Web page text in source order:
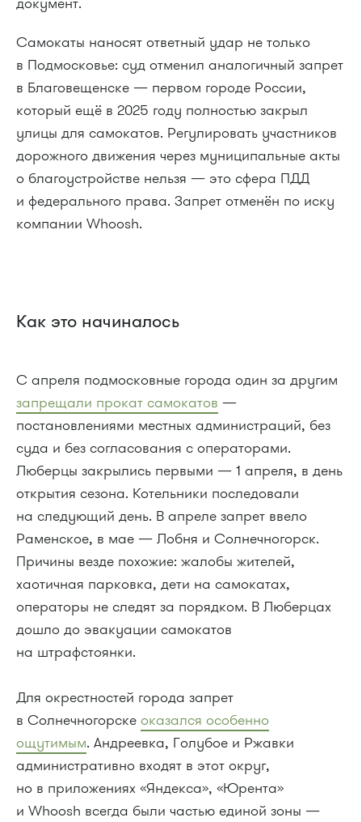
Самокаты наносят ответный удар не только
в Подмосковье: суд отменил аналогичный запрет
в Благовещенске — первом городе России,
который ещё в 2025 году полностью закрыл
улицы для самокатов. Регулировать участников
дорожного движения через муниципальные акты
о благоустройстве нельзя — это сфера ПДД
и федерального права. Запрет отменён по иску
компании Whoosh.
Как это начиналось
С апреля подмосковные города один за другим
запрещали прокат самокатов —
постановлениями местных администраций, без
суда и без согласования с операторами.
Люберцы закрылись первыми — 1 апреля, в день
открытия сезона. Котельники последовали
на следующий день. В апреле запрет ввело
Раменское, в мае — Лобня и Солнечногорск.
Причины везде похожие: жалобы жителей,
хаотичная парковка, дети на самокатах,
операторы не следят за порядком. В Люберцах
дошло до эвакуации самокатов
на штрафстоянки.
Для окрестностей города запрет
в Солнечногорске оказался особенно
ощутимым. Андреевка, Голубое и Ржавки
административно входят в этот округ,
но в приложениях «Яндекса», «Юрента»
и Whoosh всегда были частью единой зоны —